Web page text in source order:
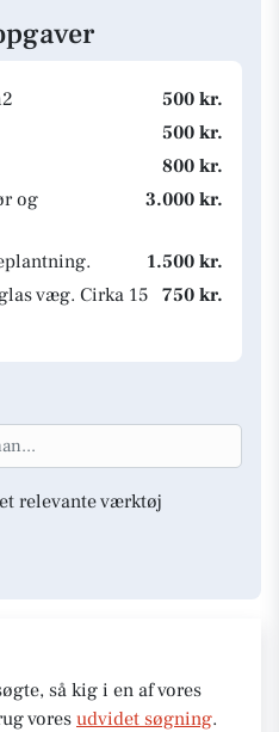
500 kr.
500 kr.
800 kr.
og
3.000 kr.
1.500 kr.
væg. Cirka 15 750 kr.
relevante værktøj
så kig i en af vores
vores udvidet søgning.